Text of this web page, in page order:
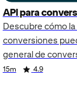
API para
Descubre cómo
conversiones
general de
15m 4.9